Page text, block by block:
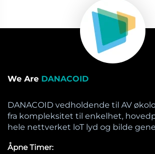
We Are DANACOID
DANACOID vedholdende til AV
fra kompleksitet til enkelhet,
hele nettverket loT lyd og bilde
Åpne Timer: